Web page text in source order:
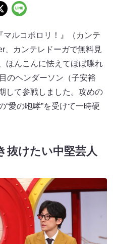
ルコポロリ！』（カンテ
、カンテレドーガで無料見
ほんこんに怯えてほぼ喋れ
のヘンダーソン（子安裕
して参戦しました。攻めの
“愛の咆哮”を受けて一時硬
抜けたい中堅芸人